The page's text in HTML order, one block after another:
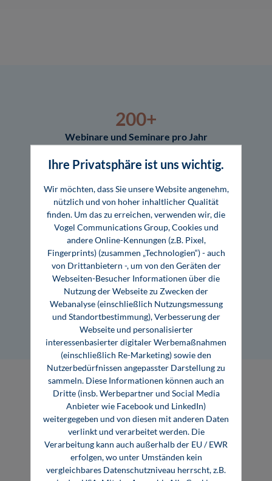
200+
Webinare und Seminare pro Jahr
Referent:innen aus 14 Branchen
200+
Fachbücher und E-Books
350+
Autor:innen aus Wissenschaft ­ und Praxis
Themen
Ihre Privatsphäre ist uns wichtig.
Wir möchten, dass Sie unsere Website angenehm,
nützlich und von hoher inhaltlicher Qualität
finden. Um das zu erreichen, verwenden wir, die
Vogel Communications Group, Cookies und
andere Online-Kennungen (z.B. Pixel,
Fingerprints) (zusammen „Technologien“) - auch
von Drittanbietern -, um von den Geräten der
Webseiten-Besucher Informationen über die
Nutzung der Webseite zu Zwecken der
Webanalyse (einschließlich Nutzungsmessung
und Standortbestimmung), Verbesserung der
Webseite und personalisierter
interessenbasierter digitaler Werbemaßnahmen
(einschließlich Re-Marketing) sowie den
Nutzerbedürfnissen angepasster Darstellung zu
sammeln. Diese Informationen können auch an
Dritte (insb. Werbepartner und Social Media
Anbieter wie Facebook und LinkedIn)
weitergegeben und von diesen mit anderen Daten
verlinkt und verarbeitet werden. Die
Verarbeitung kann auch außerhalb der EU / EWR
erfolgen, wo unter Umständen kein
vergleichbares Datenschutzniveau herrscht, z.B.